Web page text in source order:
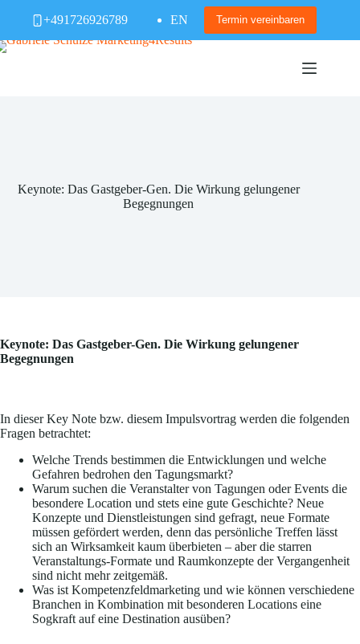
+491726926789 EN Termin vereinbaren
Keynote: Das Gastgeber-Gen. Die Wirkung gelungener
Begegnungen
Keynote: Das Gastgeber-Gen. Die Wirkung gelungener
Begegnungen
In dieser Key Note bzw. diesem Impulsvortrag werden die folgenden
Fragen betrachtet:
Welche Trends bestimmen die Entwicklungen und welche
Gefahren bedrohen den Tagungsmarkt?
Warum suchen die Veranstalter von Tagungen oder Events die
besondere Location und stets eine gute Geschichte? Neue
Konzepte und Dienstleistungen sind gefragt, neue Formate
müssen gefördert werden, denn das persönliche Treffen lässt
sich an Wirksamkeit kaum überbieten – aber die starren
Veranstaltungs-Formate und Raumkonzepte der Vergangenheit
sind nicht mehr zeitgemäß.
Was ist Kompetenzfeldmarketing und wie können verschiedene
Branchen in Kombination mit besonderen Locations eine
Sogkraft auf eine Destination ausüben?